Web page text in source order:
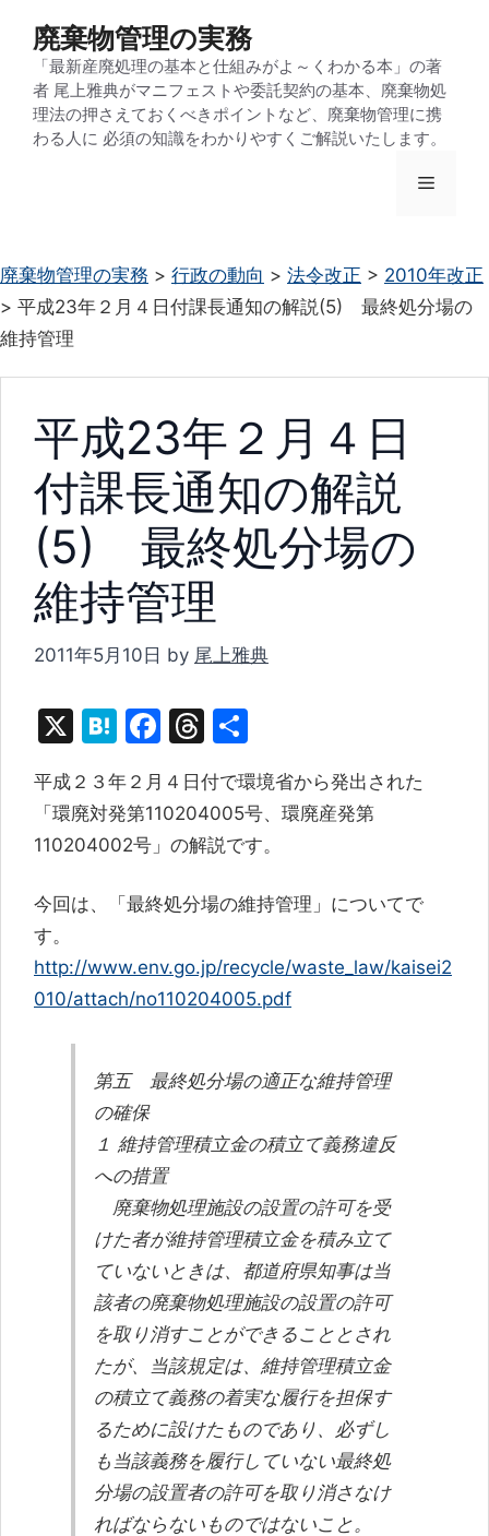
ッ
プ
廃棄物管理の実務
「最新産廃処理の基本と仕組みがよ～くわかる本」の著
者 尾上雅典がマニフェストや委託契約の基本、廃棄物処
理法の押さえておくべきポイントなど、廃棄物管理に携
わる人に 必須の知識をわかりやすくご解説いたします。
メ
ュ
ー
廃棄物管理の実務 > 行政の動向 > 法令改正 > 2010年改正
> 平成23年２月４日付課長通知の解説(5) 最終処分場の
維持管理
平成23年２月４日
付課長通知の解説
(5) 最終処分場の
維持管理
2011年5月10日 by 尾上雅典
X
H
e
n
a
F
c
e
b
o
k
T
e
a
d
s
平成２３年２月４日付で環境省から発出された
「環廃対発第110204005号、環廃産発第
110204002号」の解説です。
今回は、「最終処分場の維持管理」についてで
す。
http://www.env.go.jp/recycle/waste_law/kaisei2
010/attach/no110204005.pdf
第五 最終処分場の適正な維持管理
の確保
１ 維持管理積立金の積立て義務違反
への措置
廃棄物処理施設の設置の許可を受
けた者が維持管理積立金を積み立て
ていないときは、都道府県知事は当
該者の廃棄物処理施設の設置の許可
を取り消すことができることとされ
たが、当該規定は、維持管理積立金
の積立て義務の着実な履行を担保す
るために設けたものであり、必ずし
も当該義務を履行していない最終処
分場の設置者の許可を取り消さなけ
ればならないものではないこと。